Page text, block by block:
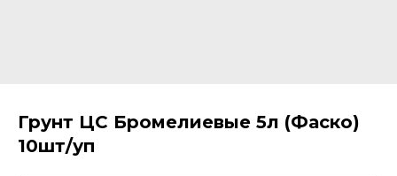
Грунт ЦС Бромелиевые 5л (Фаско)
10шт/уп